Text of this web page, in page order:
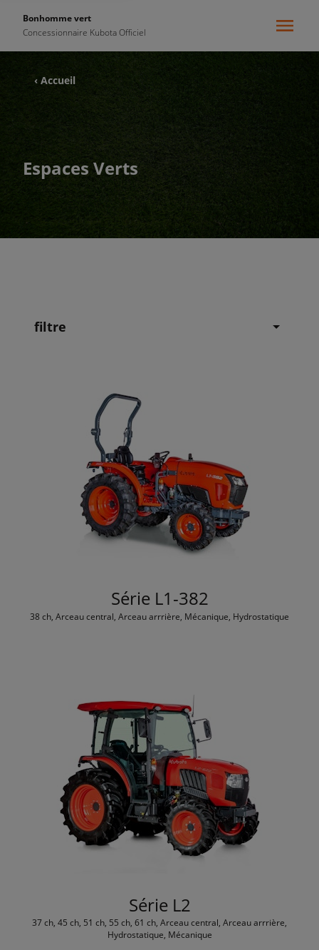
Bonhomme vert
Concessionnaire Kubota Officiel
‹ Accueil
Espaces Verts
filtre
Série L1-382
38 ch, Arceau central, Arceau arrrière, Mécanique, Hydrostatique
Série L2
37 ch, 45 ch, 51 ch, 55 ch, 61 ch, Arceau central, Arceau arrrière,
Hydrostatique, Mécanique